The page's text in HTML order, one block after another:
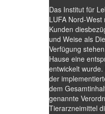
Das Institut für
LUFA Nord-
Kunden
und Weise als
Verfügung
Hause eine
entwickelt
der
dem
genannte
Tierarzneimittel